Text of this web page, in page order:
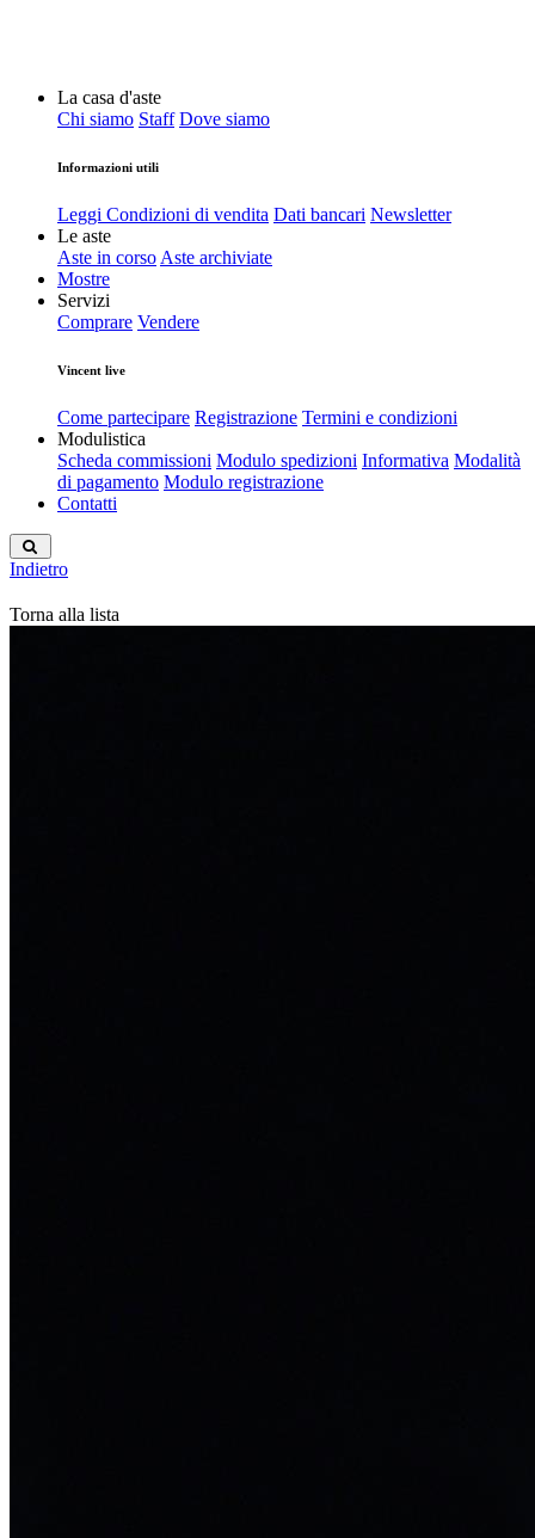
La casa d'aste
Chi siamo Staff Dove siamo
Informazioni utili
Leggi Condizioni di vendita Dati bancari Newsletter
Le aste
Aste in corso Aste archiviate
Mostre
Servizi
Comprare Vendere
Vincent live
Come partecipare Registrazione Termini e condizioni
Modulistica
Scheda commissioni Modulo spedizioni Informativa Modalità
di pagamento Modulo registrazione
Contatti
Indietro
Torna alla lista